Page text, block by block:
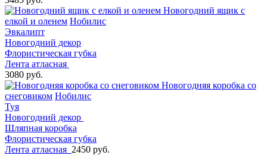
Новогодний ящик с
елкой и оленем Нобилис
Эвкалипт
Новогодний декор
Флористическая губка
Лента атласная
3080 руб.
Новогодняя коробка со
снеговиком Нобилис
Туя
Новогодний декор
Шляпная коробка
Флористическая губка
Лента атласная 2450 руб.